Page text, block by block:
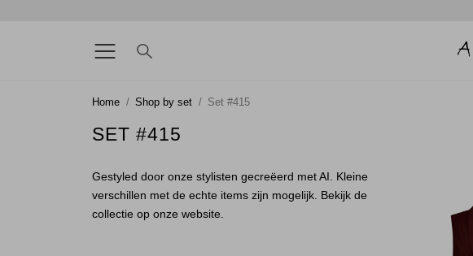
Home Shop by set Set #415
SET #415
Gestyled door onze stylisten gecreëerd met AI. Kleine
verschillen met de echte items zijn mogelijk. Bekijk de
collectie op onze website.